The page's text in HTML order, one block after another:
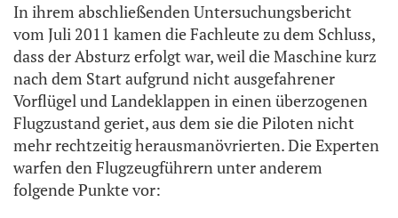
In ihrem abschließenden Untersuchungsbericht
vom Juli 2011 kamen die Fachleute zu dem Schluss,
dass der Absturz erfolgt war, weil die Maschine kurz
nach dem Start aufgrund nicht ausgefahrener
Vorflügel und Landeklappen in einen überzogenen
Flugzustand geriet, aus dem sie die Piloten nicht
mehr rechtzeitig herausmanövrierten. Die Experten
warfen den Flugzeugführern unter anderem
folgende Punkte vor: